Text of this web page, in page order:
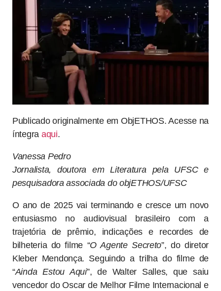
Publicado originalmente em ObjETHOS. Acesse na
íntegra aqui.
Vanessa Pedro
Jornalista, doutora em Literatura pela UFSC e
pesquisadora associada do objETHOS/UFSC
O ano de 2025 vai terminando e cresce um novo
entusiasmo no audiovisual brasileiro com a
trajetória de prêmio, indicações e recordes de
bilheteria do filme “O Agente Secreto”, do diretor
Kleber Mendonça. Seguindo a trilha do filme de
“Ainda Estou Aqui”, de Walter Salles, que saiu
vencedor do Oscar de Melhor Filme Internacional e